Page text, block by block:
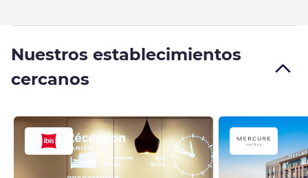
Nuestros establecimientos
cercanos